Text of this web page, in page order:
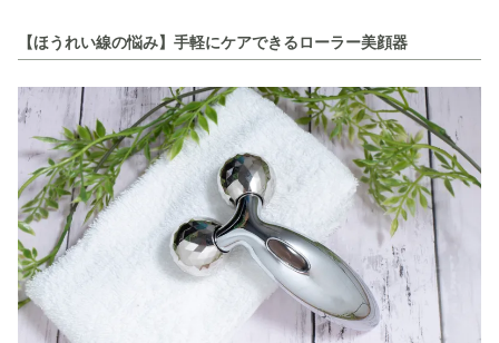
【ほうれい線の悩み】手軽にケアできるローラー美顔器